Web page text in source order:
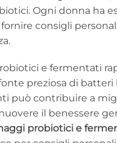
Ogni donna ha
consigli
e fermentati
preziosa di
può contribuire a
il benessere
probiotici e